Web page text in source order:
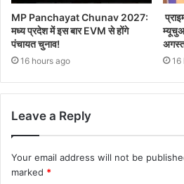
MP Panchayat Chunav 2027:
मध्य प्रदेश में इस बार EVM से होंगे
पंचायत चुनाव!
16 hours ago 16
Leave a Reply
Your email address will not be
marked *